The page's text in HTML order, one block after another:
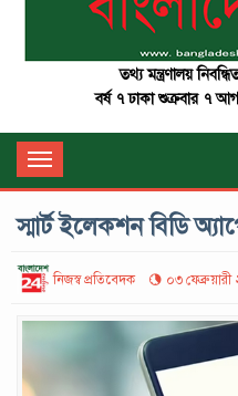
তথ্য মন্ত্রণালয়
বর্ষ ৭ ঢাকা শুক্রবার ৭
Toggle
navigation
স্মার্ট ইলেকশন বিডি
নিজস্ব প্রতিবেদক ০৩